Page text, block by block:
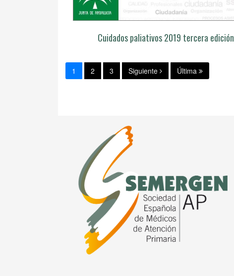
Cuidados paliativos 2019 tercera edición
1 2 3 Siguiente Última